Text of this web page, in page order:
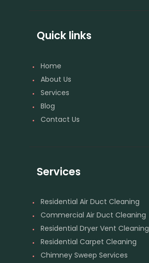
Quick links
Home
About Us
Services
Blog
Contact Us
Services
Residential Air Duct Cleaning
Commercial Air Duct Cleaning
Residential Dryer Vent Cleaning
Residential Carpet Cleaning
Chimney Sweep Services